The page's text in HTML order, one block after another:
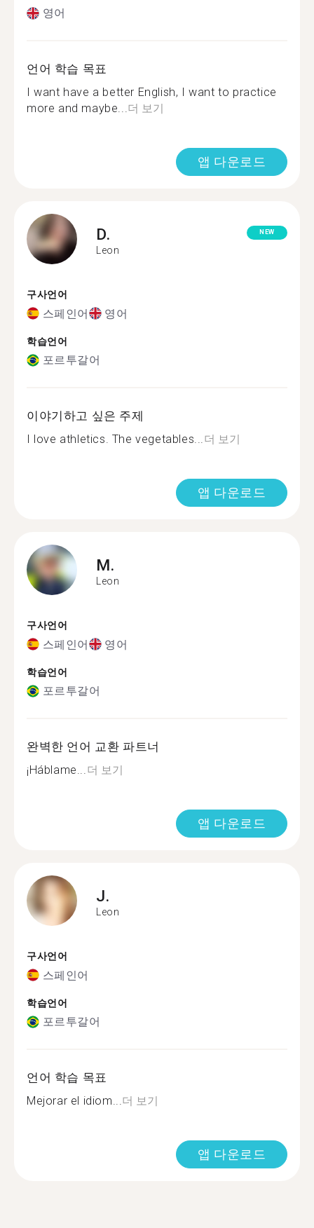
영어
언어 학습 목표
I want have a better English, I want to practice
more and maybe...더 보기
앱 다운로드
D.
Leon
NEW
구사언어
스페인어 영어
학습언어
포르투갈어
이야기하고 싶은 주제
I love athletics. The vegetables...더 보기
앱 다운로드
M.
Leon
구사언어
스페인어 영어
학습언어
포르투갈어
완벽한 언어 교환 파트너
¡Háblame...더 보기
앱 다운로드
J.
Leon
구사언어
스페인어
학습언어
포르투갈어
언어 학습 목표
Mejorar el idiom...더 보기
앱 다운로드